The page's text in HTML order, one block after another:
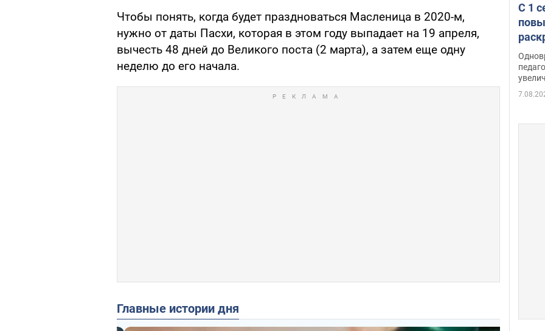
Чтобы понять, когда будет праздноваться Масленица в 2020-м,
нужно от даты Пасхи, которая в этом году выпадает на 19 апреля,
вычесть 48 дней до Великого поста (2 марта), а затем еще одну
неделю до его начала.
Главные истории дня
С 1